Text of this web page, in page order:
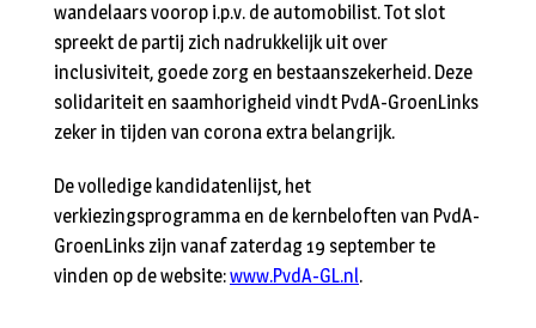
wandelaars voorop i.p.v. de automobilist. Tot slot
spreekt de partij zich nadrukkelijk uit over
inclusiviteit, goede zorg en bestaanszekerheid. Deze
solidariteit en saamhorigheid vindt PvdA-GroenLinks
zeker in tijden van corona extra belangrijk.
De volledige kandidatenlijst, het
verkiezingsprogramma en de kernbeloften van PvdA-
GroenLinks zijn vanaf zaterdag 19 september te
vinden op de website:www.PvdA-GL.nl.